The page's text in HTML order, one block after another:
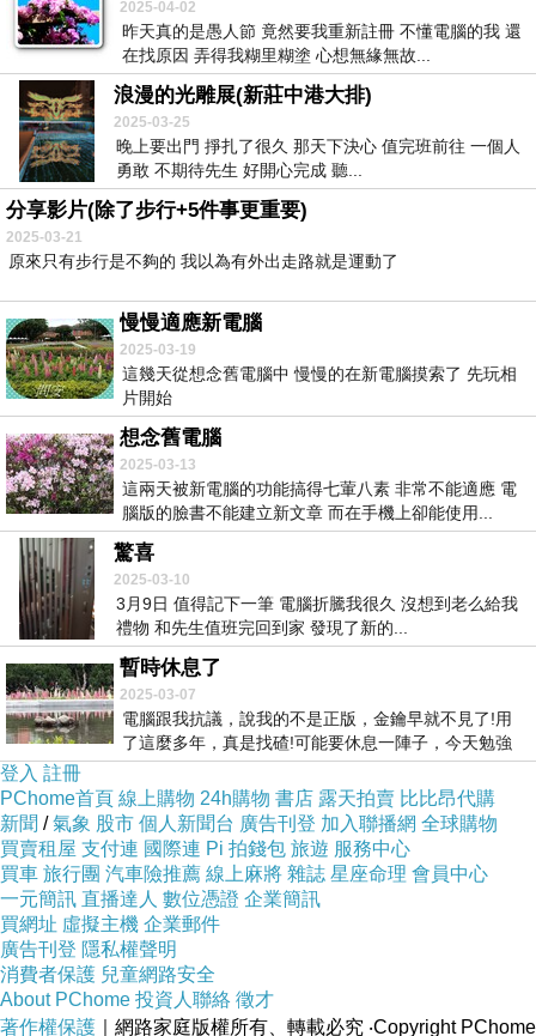
2025-04-02
昨天真的是愚人節 竟然要我重新註冊 不懂電腦的我 還
在找原因 弄得我糊里糊塗 心想無緣無故...
浪漫的光雕展(新莊中港大排)
2025-03-25
晚上要出門 掙扎了很久 那天下決心 值完班前往 一個人
勇敢 不期待先生 好開心完成 聽...
分享影片(除了步行+5件事更重要)
2025-03-21
原來只有步行是不夠的 我以為有外出走路就是運動了
慢慢適應新電腦
2025-03-19
這幾天從想念舊電腦中 慢慢的在新電腦摸索了 先玩相
片開始
想念舊電腦
2025-03-13
這兩天被新電腦的功能搞得七葷八素 非常不能適應 電
腦版的臉書不能建立新文章 而在手機上卻能使用...
驚喜
2025-03-10
3月9日 值得記下一筆 電腦折騰我很久 沒想到老么給我
禮物 和先生值班完回到家 發現了新的...
暫時休息了
2025-03-07
電腦跟我抗議，說我的不是正版，金鑰早就不見了!用
了這麼多年，真是找碴!可能要休息一陣子，今天勉強
上網...
登入 註冊
PChome首頁 線上購物 24h購物 書店 露天拍賣 比比昂代購
新聞 /氣象 股市 個人新聞台 廣告刊登 加入聯播網 全球購物
買賣租屋 支付連 國際連 Pi 拍錢包 旅遊 服務中心
買車 旅行團 汽車險推薦 線上麻將 雜誌 星座命理 會員中心
一元簡訊 直播達人 數位憑證 企業簡訊
買網址 虛擬主機 企業郵件
廣告刊登 隱私權聲明
消費者保護 兒童網路安全
About PChome 投資人聯絡 徵才
著作權保護 ｜網路家庭版權所有、轉載必究 ‧Copyright PChome